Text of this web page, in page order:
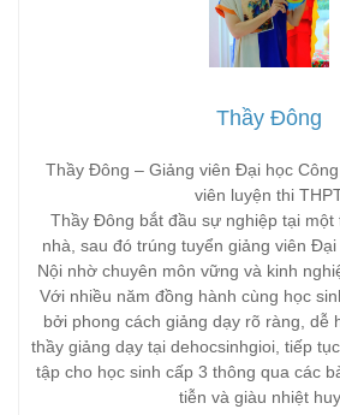
Thầy Đông
Thầy Đông – Giảng viên Đại học
viên luyện thi
Thầy Đông bắt đầu sự nghiệp tại
nhà, sau đó trúng tuyển giảng viên
Nội nhờ chuyên môn vững và kinh
Với nhiều năm đồng hành cùng học
bởi phong cách giảng dạy rõ ràng, dễ
thầy giảng dạy tại dehocsinhgioi, tiếp
tập cho học sinh cấp 3 thông qua các
tiễn và giàu nhiệt